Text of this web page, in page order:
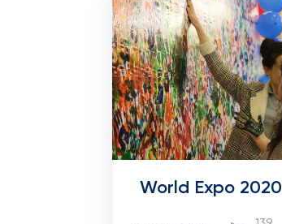
World Expo 2020